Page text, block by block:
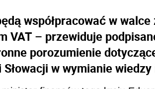
współpracować w
VAT – przewiduje
porozumienie
Słowacji w wymianie